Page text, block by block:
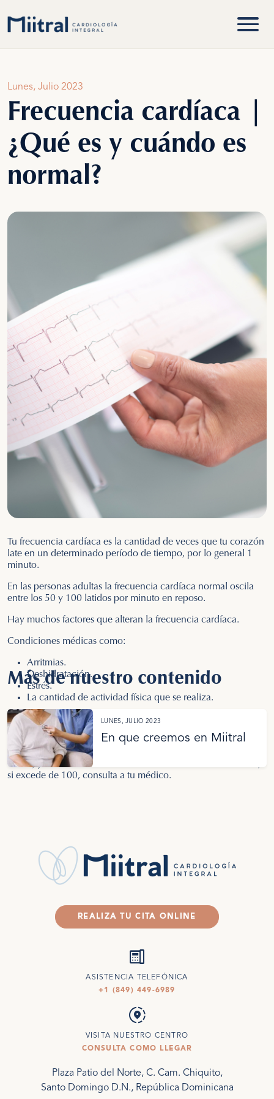
Lunes, Julio 2023
Frecuencia cardíaca |
¿Qué es y cuándo es
normal?
Tu frecuencia cardíaca es la cantidad de veces que tu corazón
late en un determinado período de tiempo, por lo general 1
minuto.
En las personas adultas la frecuencia cardíaca normal oscila
entre los 50 y 100 latidos por minuto en reposo.
Hay muchos factores que alteran la frecuencia cardíaca.
Condiciones médicas como:
Arritmias.
Deshidratación.
Estrés.
La cantidad de actividad física que se realiza.
Puedes medirla colocando dos dedos en la muñeca, por
encima del tendón y pulsando suave. Luego cuenta cuántos
latidos hay en 30 segundos y multiplica por 2.
Y listo, ya sabes cómo medir frecuencia cardíaca. Y recuerda,
si excede de 100, consulta a tu médico.
Más de nuestro contenido
LUNES, JULIO 2023
En que creemos en Miitral
REALIZA TU CITA ONLINE
deskphone
ASISTENCIA TELEFÓNICA
+1 (849) 449-6989
share_location
VISITA NUESTRO CENTRO
CONSULTA COMO LLEGAR
Plaza Patio del Norte, C. Cam. Chiquito,
Santo Domingo D.N., República Dominicana